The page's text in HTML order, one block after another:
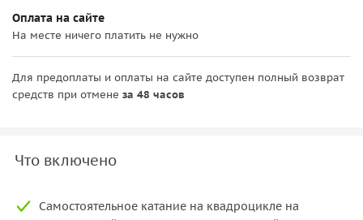
Оплата на сайте
На месте ничего платить не нужно
Для предоплаты и оплаты на сайте доступен полный возврат
средств при отмене за 48 часов
Что включено
Самостоятельное катание на квадроцикле на